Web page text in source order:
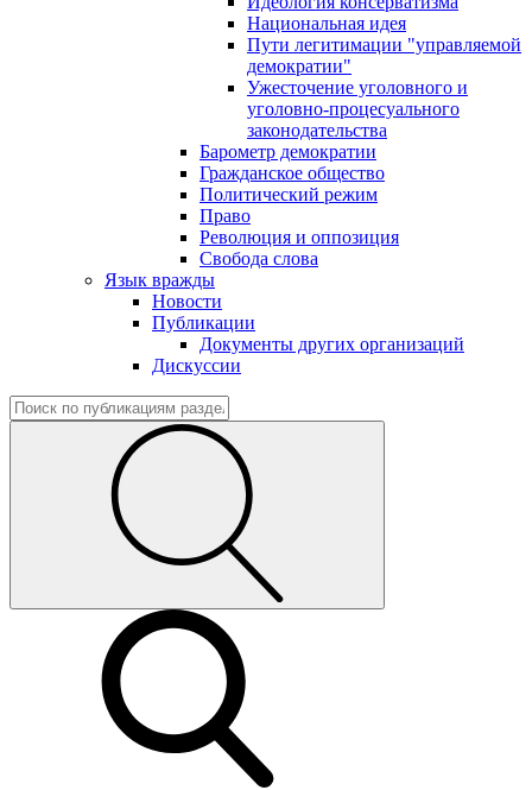
Национальная идея
Пути легитимации "управляемой
демократии"
Ужесточение уголовного и
уголовно-процесуального
законодательства
Барометр демократии
Гражданское общество
Политический режим
Право
Революция и оппозиция
Свобода слова
Язык вражды
Новости
Публикации
Документы других организаций
Дискуссии